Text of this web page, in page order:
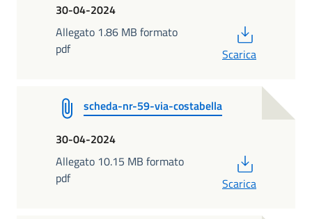
30-04-2024
Allegato 1.86 MB formato
pdf
Scarica
scheda-nr-59-via-costabella
30-04-2024
Allegato 10.15 MB formato
pdf
Scarica